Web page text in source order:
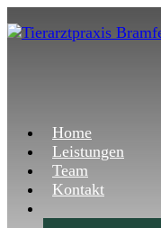
Home
Leistungen
Team
Kontakt